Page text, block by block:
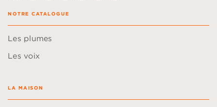
NOTRE CATALOGUE
Les plumes
Les voix
LA MAISON